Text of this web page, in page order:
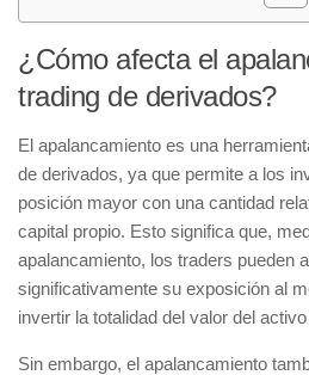
¿Cómo afecta el
trading de derivados?
El apalancamiento es una
de derivados, ya que permite a los
posición mayor con una cantidad
capital propio. Esto significa que,
apalancamiento, los traders pueden
significativamente su exposición al
invertir la totalidad del valor del
Sin embargo, el apalancamiento